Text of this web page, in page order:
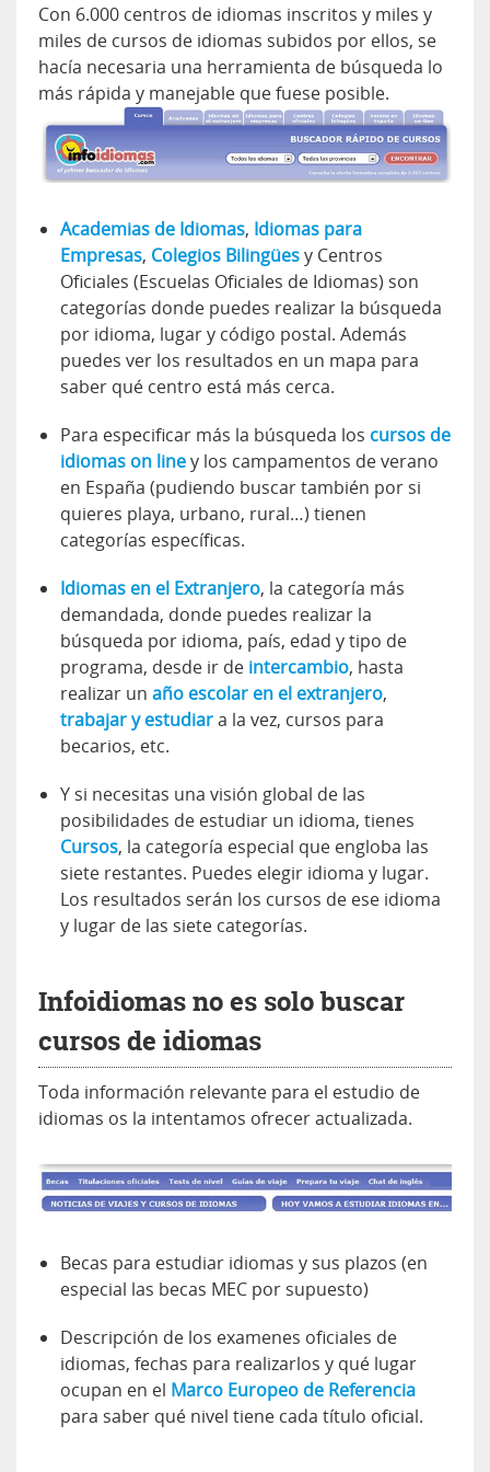
Con 6.000 centros de idiomas inscritos y miles y
miles de cursos de idiomas subidos por ellos, se
hacía necesaria una herramienta de búsqueda lo
más rápida y manejable que fuese posible.
Academias de Idiomas, Idiomas para
Empresas, Colegios Bilingüesy Centros
Oficiales (Escuelas Oficiales de Idiomas) son
categorías donde puedes realizar la búsqueda
por idioma, lugar y código postal. Además
puedes ver los resultados en un mapa para
saber qué centro está más cerca.
Para especificar más la búsqueda los cursos de
idiomas on liney los campamentos de verano
en España (pudiendo buscar también por si
quieres playa, urbano, rural…) tienen
categorías específicas.
Idiomas en el Extranjero, la categoría más
demandada, donde puedes realizar la
búsqueda por idioma, país, edad y tipo de
programa, desde ir de intercambio, hasta
realizar un año escolar en el extranjero,
trabajar y estudiara la vez, cursos para
becarios, etc.
Y si necesitas una visión global de las
posibilidades de estudiar un idioma, tienes
Cursos, la categoría especial que engloba las
siete restantes. Puedes elegir idioma y lugar.
Los resultados serán los cursos de ese idioma
y lugar de las siete categorías.
Infoidiomas no es solo buscar
cursos de idiomas
Toda información relevante para el estudio de
idiomas os la intentamos ofrecer actualizada.
Becas para estudiar idiomas y sus plazos (en
especial las becas MEC por supuesto)
Descripción de los examenes oficiales de
idiomas, fechas para realizarlos y qué lugar
ocupan en el Marco Europeo de Referencia
para saber qué nivel tiene cada título oficial.